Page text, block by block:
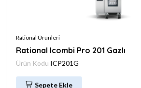
Rational Ürünleri
Rational Icombi Pro 201 Gazlı
Ürün Kodu ICP201G
Sepete Ekle